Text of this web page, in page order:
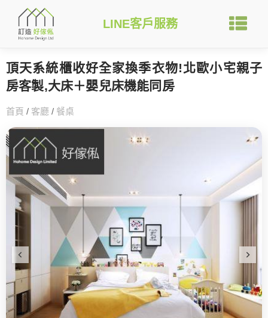
LINE客戶服務
頂天系統櫃收好全家換季衣物!北歐小宅親子
房客製,大床＋嬰兒床機能同房
首頁 / 客廳 / 餐桌